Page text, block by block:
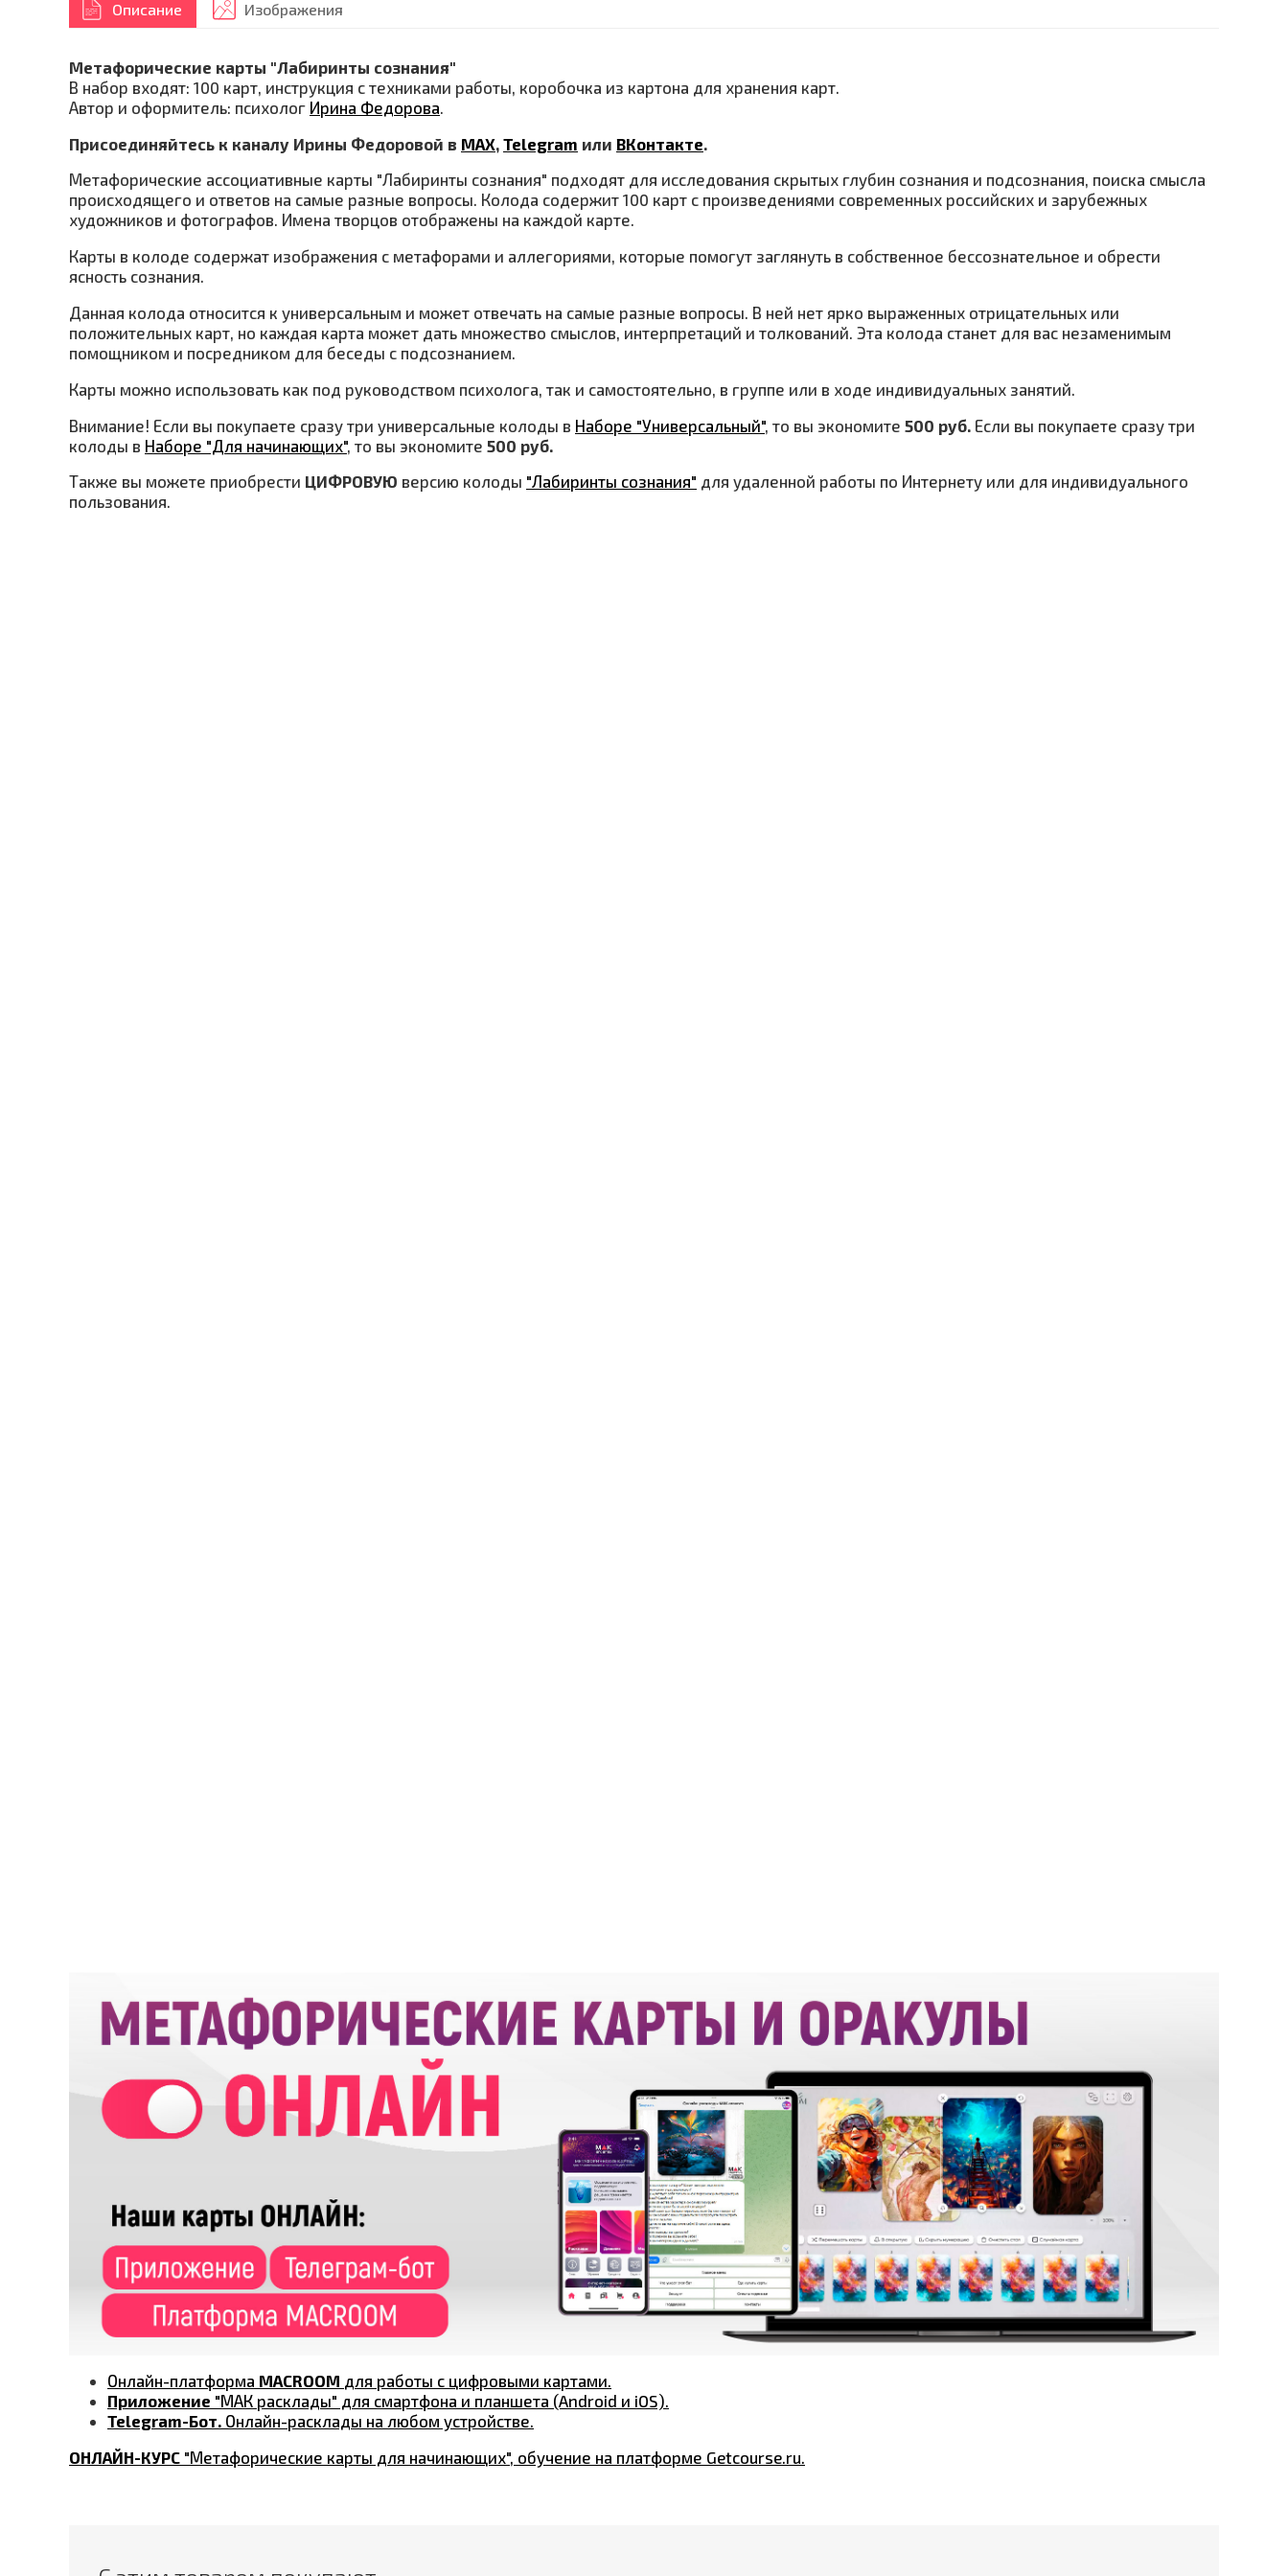
Описание Изображения
Метафорические карты "Лабиринты сознания"
В набор входят: 100 карт, инструкция с техниками работы, коробочка из картона для хранения карт.
Автор и оформитель: психолог Ирина Федорова
Присоединяйтесь к каналу Ирины Федоровой в МАХ, Telegram или ВКонтакте.
Метафорические ассоциативные карты "Лабиринты сознания" подходят для исследования скрытых глубин сознания и подсознания, поиска смысла
происходящего и ответов на самые разные вопросы. Колода содержит 100 карт с произведениями современных российских и зарубежных
художников и фотографов. Имена творцов отображены на каждой карте.
Карты в колоде содержат изображения с метафорами и аллегориями, которые помогут заглянуть в собственное бессознательное и обрести
ясность сознания.
Данная колода относится к универсальным и может отвечать на самые разные вопросы. В ней нет ярко выраженных отрицательных или
положительных карт, но каждая карта может дать множество смыслов, интерпретаций и толкований. Эта колода станет для вас незаменимым
помощником и посредником для беседы с подсознанием.
Карты можно использовать как под руководством психолога, так и самостоятельно, в группе или в ходе индивидуальных занятий.
Внимание! Если вы покупаете сразу три универсальные колоды в Наборе "Универсальный", то вы экономите 500 руб. Если вы покупаете сразу три
колоды в Наборе "Для начинающих", то вы экономите 500 руб.
Также вы можете приобрести ЦИФРОВУЮ версию колоды "Лабиринты сознания" для удаленной работы по Интернету или для индивидуального
пользования.
Онлайн-платформа MACROOM для работы с цифровыми картами.
Приложение "МАК расклады" для смартфона и планшета (Android и iOS).
Telegram-Бот. Онлайн-расклады на любом устройстве.
ОНЛАЙН-КУРС "Метафорические карты для начинающих", обучение на платформе Getcourse.ru.